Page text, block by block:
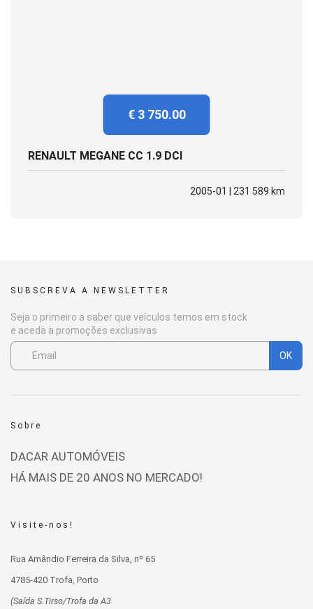
€ 3 750.00
RENAULT MEGANE CC 1.9 DCI
2005-01 | 231 589 km
SUBSCREVA A NEWSLETTER
Seja o primeiro a saber que veículos temos em stock
e aceda a promoções exclusivas
OK
Sobre
DACAR AUTOMÓVEIS
HÁ MAIS DE 20 ANOS NO MERCADO!
Visite-nos!
Rua Amândio Ferreira da Silva, nº 65
4785-420 Trofa, Porto
(Saída S.Tirso/Trofa da A3